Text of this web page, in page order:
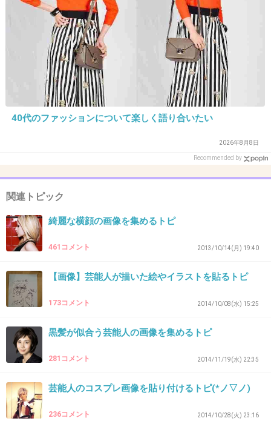
2015/02/19(木) 21:52:00
羽生くん。芸能人じゃなくてごめんなさい！
でも毛穴も見えないこんな肌になりたい~
+420
30. 匿名2015/02/19(木) 21:53:33
26
もうちょっといい写真なかったんかいww
これじゃ浜崎って言われても分からないww
31. 匿名2015/02/19(木) 21:53:59
40代のファッションについて楽しく語り合いたい
2026年8月8日
Recommended by
関連トピック
綺麗な横顔の画像を集めるトピ
461コメント 2013/10/14(月) 19:40
【画像】芸能人が描いた絵やイラストを貼るトピ
173コメント 2014/10/08(水) 15:25
黒髪が似合う芸能人の画像を集めるトピ
281コメント 2014/11/19(水) 22:35
芸能人のコスプレ画像を貼り付けるトピ(*ノ▽ノ)
236コメント 2014/10/28(火) 23:16